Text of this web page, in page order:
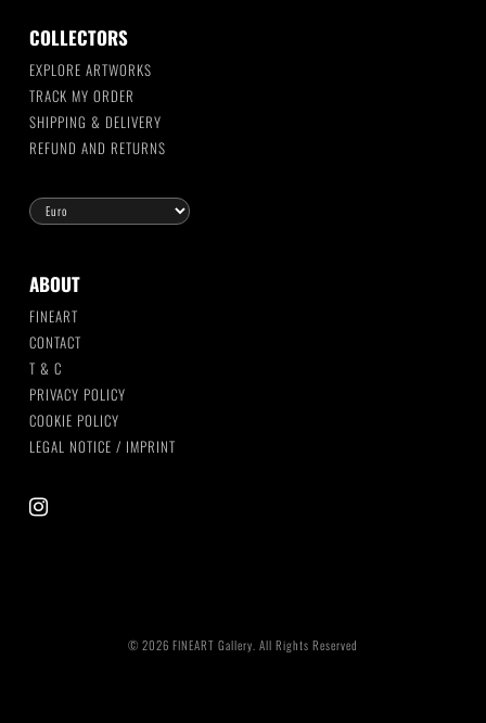
COLLECTORS
EXPLORE ARTWORKS
TRACK MY ORDER
SHIPPING & DELIVERY
REFUND AND RETURNS
ABOUT
FINEART
CONTACT
T & C
PRIVACY POLICY
COOKIE POLICY
LEGAL NOTICE / IMPRINT
instagram
© 2026 FINEART Gallery. All Rights Reserved